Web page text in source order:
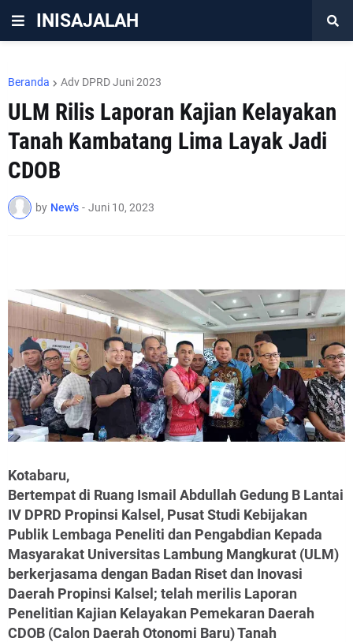
INISAJALAH
Beranda Adv DPRD Juni 2023
ULM Rilis Laporan Kajian Kelayakan
Tanah Kambatang Lima Layak Jadi
CDOB
by New's - Juni 10, 2023
Kotabaru,
Bertempat di Ruang Ismail Abdullah Gedung B Lantai
IV DPRD Propinsi Kalsel, Pusat Studi Kebijakan
Publik Lembaga Peneliti dan Pengabdian Kepada
Masyarakat Universitas Lambung Mangkurat (ULM)
berkerjasama dengan Badan Riset dan Inovasi
Daerah Propinsi Kalsel; telah merilis Laporan
Penelitian Kajian Kelayakan Pemekaran Daerah
CDOB (Calon Daerah Otonomi Baru) Tanah